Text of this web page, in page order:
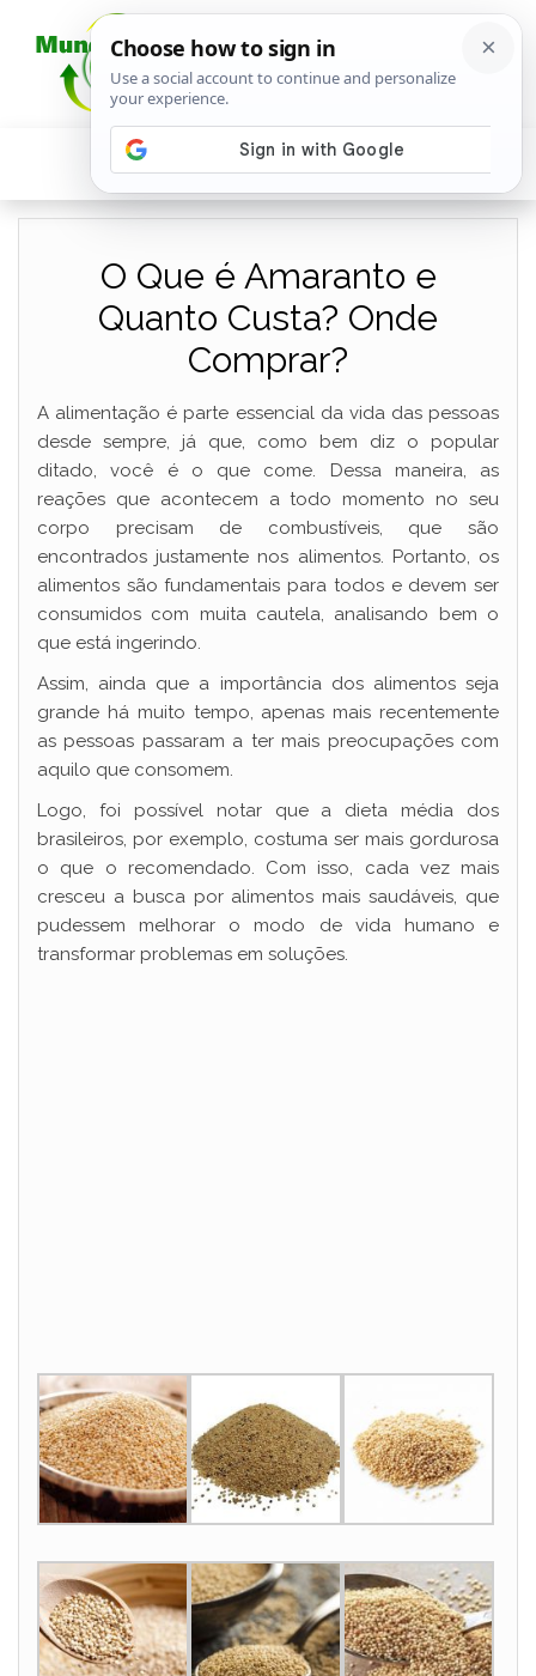
O Que é Amaranto e
Quanto Custa? Onde
Comprar?
A alimentação é parte essencial da vida das pessoas
desde sempre, já que, como bem diz o popular
ditado, você é o que come. Dessa maneira, as
reações que acontecem a todo momento no seu
corpo precisam de combustíveis, que são
encontrados justamente nos alimentos. Portanto, os
alimentos são fundamentais para todos e devem ser
consumidos com muita cautela, analisando bem o
que está ingerindo.
Assim, ainda que a importância dos alimentos seja
grande há muito tempo, apenas mais recentemente
as pessoas passaram a ter mais preocupações com
aquilo que consomem.
Logo, foi possível notar que a dieta média dos
brasileiros, por exemplo, costuma ser mais gordurosa
o que o recomendado. Com isso, cada vez mais
cresceu a busca por alimentos mais saudáveis, que
pudessem melhorar o modo de vida humano e
transformar problemas em soluções.